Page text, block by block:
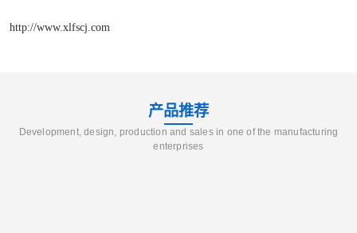
http://www.xlfscj.com
产品推荐
Development, design, production and sales in one of the manufacturing
enterprises